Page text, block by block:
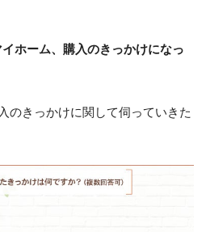
ホーム、購入のきっかけになっ
のきっかけに関して伺っていきた